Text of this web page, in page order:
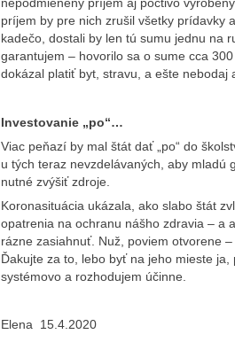
nepodmienený príjem aj poctivo
príjem by pre nich zrušil všetky prídavky
kadečo, dostali by len tú sumu jednu na
garantujem – hovorilo sa o sume cca
dokázal platiť byt, stravu, a ešte nebodaj
Investovanie „po“…
Viac peňazí by mal štát dať „po“ do
u tých teraz nevzdelávaných, aby mladú
nutné zvýšiť zdroje.
Koronasituácia ukázala, ako slabo štát
opatrenia na ochranu nášho zdravia – a
rázne zasiahnuť. Nuž, poviem otvorene
Ďakujte za to, lebo byť na jeho mieste
systémovo a rozhodujem účinne.
Elena 15.4.2020